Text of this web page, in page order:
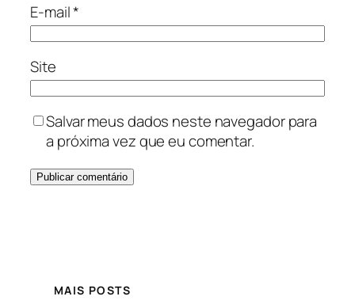
E-mail*
Site
Salvar meus dados neste navegador para
a próxima vez que eu comentar.
MAIS POSTS